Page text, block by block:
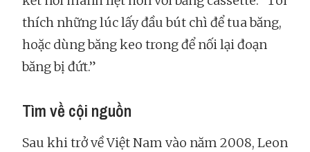
thích những lúc lấy đầu bút chì để tua băng,
hoặc dùng băng keo trong để nối lại đoạn
băng bị đứt.”
Tìm về cội nguồn
Sau khi trở về Việt Nam vào năm 2008, Leon